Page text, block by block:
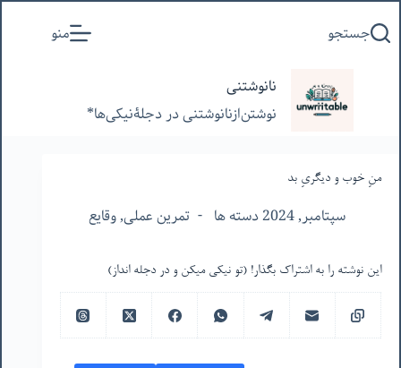
به
جستجو منو
نانوشتنی
نوشتن‌از‌نانوشتنی‌ در‌ دجلۀنیکی‌ها*
منِ خوب و دیگریِ بد
سپتامبر, 2024 دسته ها تمرین عملی,وقایع
این نوشته را به اشتراک بگذار! (تو نیکی میکن و در دجله انداز)